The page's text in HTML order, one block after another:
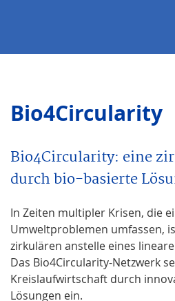
Bio4Circularity
Bio4Circularity: eine
durch bio-basierte
In Zeiten multipler Krisen, die
Umweltproblemen umfassen,
zirkulären anstelle eines
Das Bio4Circularity-Netzwerk
Kreislaufwirtschaft durch
Lösungen ein.